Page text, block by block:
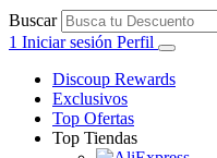
Buscar
1 Iniciar sesión Perfil
Discoup Rewards
Exclusivos
Top Ofertas
Top Tiendas